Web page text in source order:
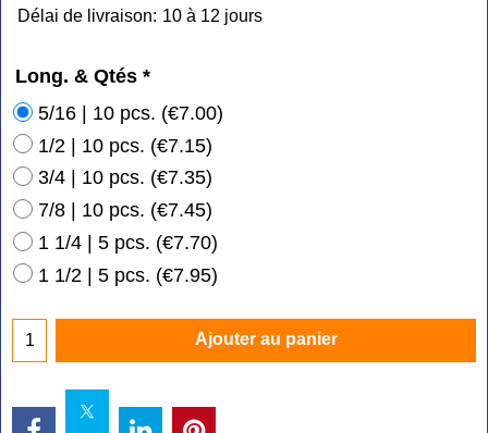
Délai de livraison: 10 à 12 jours
Long. & Qtés *
5/16 | 10 pcs. (€7.00)
1/2 | 10 pcs. (€7.15)
3/4 | 10 pcs. (€7.35)
7/8 | 10 pcs. (€7.45)
1 1/4 | 5 pcs. (€7.70)
1 1/2 | 5 pcs. (€7.95)
Ajouter au panier